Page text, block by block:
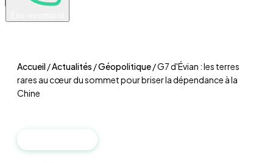
Accueil/Actualités /Géopolitique/G7 d'Évian : les terres
rares au cœur du sommet pour briser la dépendance à la
Chine